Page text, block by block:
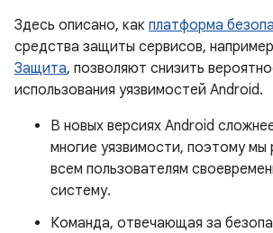
Здесь описано, как платформа
средства защиты сервисов, например
Защита, позволяют снизить
использования уязвимостей Android.
В новых версиях Android
многие уязвимости, поэтому мы
всем пользователям
систему.
Команда, отвечающая за